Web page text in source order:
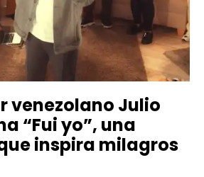
venezolano Julio
“Fui yo”, una
inspira milagros